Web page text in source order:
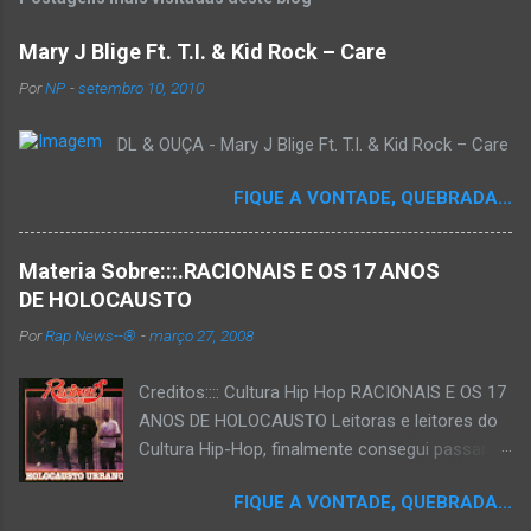
Mary J Blige Ft. T.I. & Kid Rock – Care
PorNP -setembro 10, 2010
DL & OUÇA - Mary J Blige Ft. T.I. & Kid Rock – Care
FIQUE A VONTADE, QUEBRADA...
Materia Sobre:::.RACIONAIS E OS 17 ANOS
DE HOLOCAUSTO
PorRap News--® -março 27, 2008
Creditos:::: Cultura Hip Hop RACIONAIS E OS 17
ANOS DE HOLOCAUSTO Leitoras e leitores do
Cultura Hip-Hop, finalmente consegui passar
que há muito tempo vinha maturando: uma
FIQUE A VONTADE, QUEBRADA...